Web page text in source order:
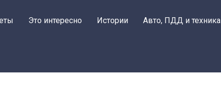
Это интересно Истории Авто, ПДД и техника